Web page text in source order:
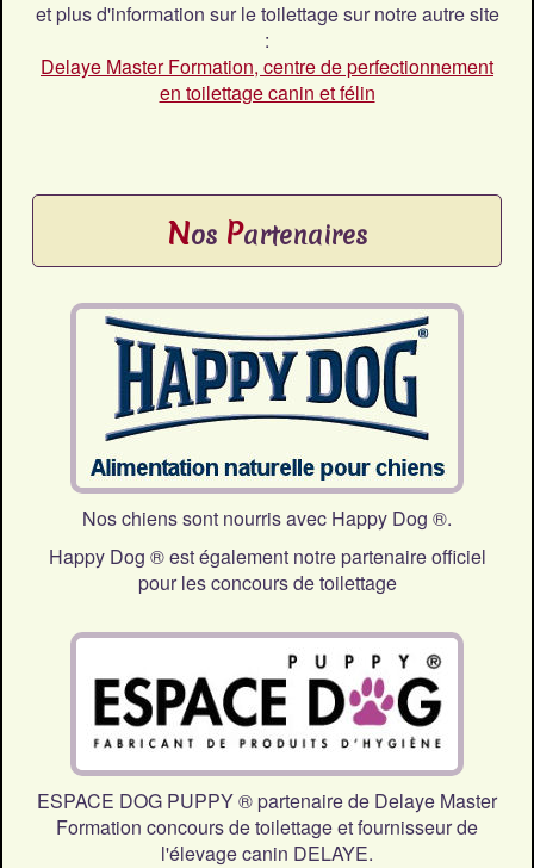
et plus d'information sur le toilettage sur notre autre site
:
Delaye Master Formation, centre de perfectionnement
en toilettage canin et félin
Nos Partenaires
Nos chiens sont nourris avec Happy Dog ®.
Happy Dog ® est également notre partenaire officiel
pour les concours de toilettage
ESPACE DOG PUPPY ® partenaire de Delaye Master
Formation concours de toilettage et fournisseur de
l'élevage canin DELAYE.